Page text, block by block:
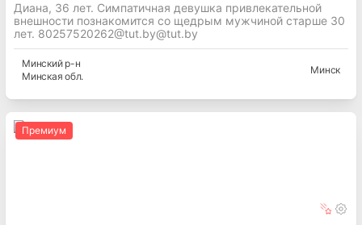
Диана, 36 лет. Симпатичная девушка привлекательной
внешности познакомится со щедрым мужчиной старше 30
лет. 80257520262@tut.by@tut.by
Минскийр-н
Минская обл.
Минск
Премиум